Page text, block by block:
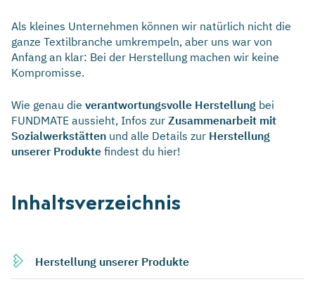
Als kleines Unternehmen können wir natürlich nicht die
ganze Textilbranche umkrempeln, aber uns war von
Anfang an klar: Bei der Herstellung machen wir keine
Kompromisse.
Wie genau die verantwortungsvolle Herstellung bei
FUNDMATE aussieht, Infos zur Zusammenarbeit mit
Sozialwerkstätten und alle Details zur Herstellung
unserer Produkte findest du hier!
Inhaltsverzeichnis
Herstellung unserer Produkte